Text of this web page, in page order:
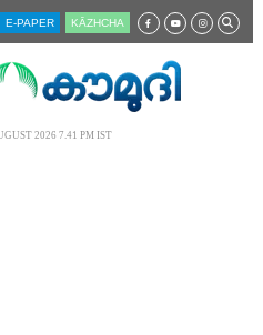
E-PAPER KĀZHCHA
2026 7.41 PM IST